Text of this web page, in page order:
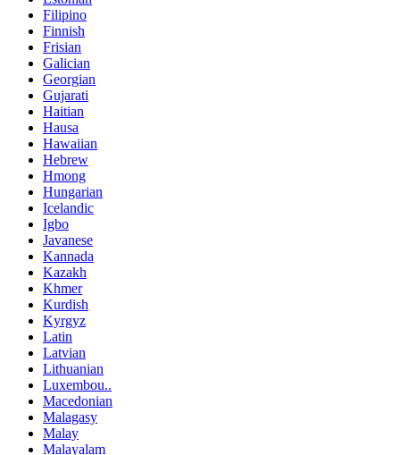
Filipino
Finnish
Frisian
Galician
Georgian
Gujarati
Haitian
Hausa
Hawaiian
Hebrew
Hmong
Hungarian
Icelandic
Igbo
Javanese
Kannada
Kazakh
Khmer
Kurdish
Kyrgyz
Latin
Latvian
Lithuanian
Luxembou..
Macedonian
Malagasy
Malay
Malayalam